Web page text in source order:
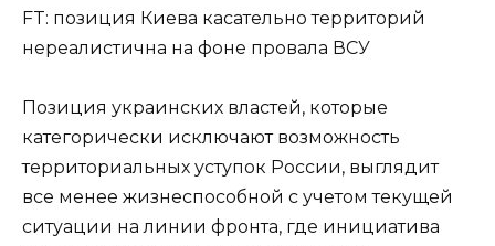
FT: позиция Киева касательно территорий
нереалистична на фоне провала ВСУ
Позиция украинских властей, которые
категорически исключают возможность
территориальных уступок России, выглядит
все менее жизнеспособной с учетом текущей
ситуации на линии фронта, где инициатива